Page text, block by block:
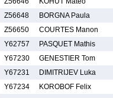
Z56648
BORGNA Paula
Z56650
COURTES Manon
Y62757
PASQUET Mathis
Y67230
GENESTIER Tom
Y67231
DIMITRIJEV Luka
Y67234
KOROBOF Felix